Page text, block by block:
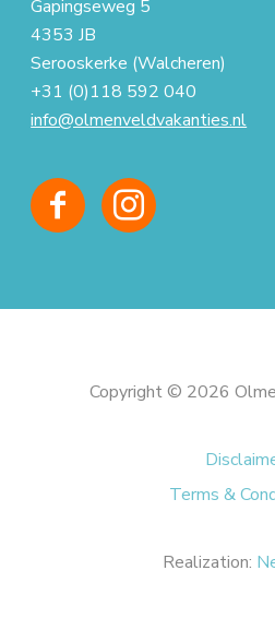
Gapingseweg 5
4353 JB
Serooskerke (Walcheren)
+31 (0)118 592 040
info@olmenveldvakanties.nl
Copyright © 2026
Terms &
Realization: